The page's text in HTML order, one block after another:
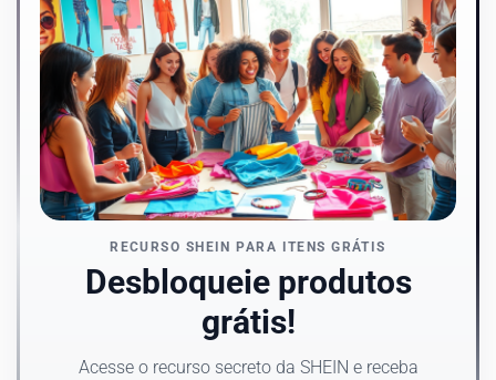
RECURSO SHEIN PARA ITENS GRÁTIS
Desbloqueie produtos
grátis!
Acesse o recurso secreto da SHEIN e receba